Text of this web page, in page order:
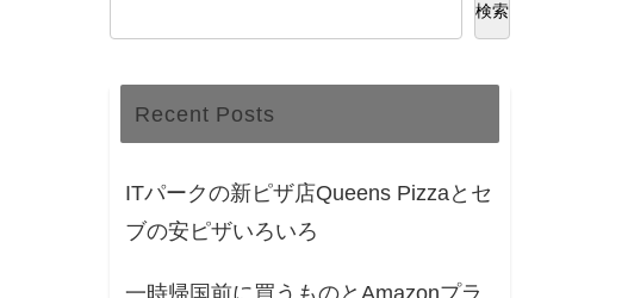
検索
Recent Posts
ITパークの新ピザ店Queens Pizzaとセ
ブの安ピザいろいろ
一時帰国前に買うものとAmazonプラ